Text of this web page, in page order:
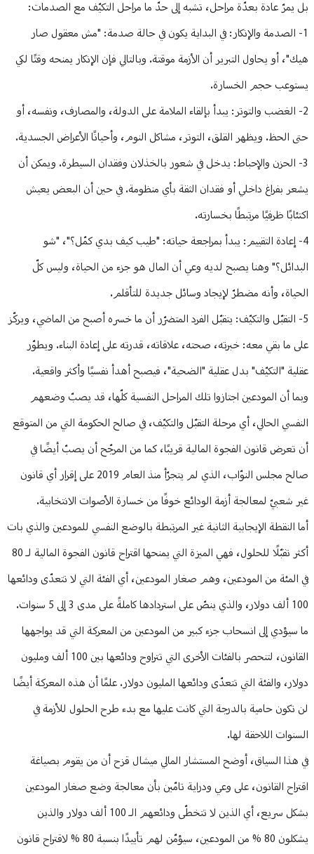
بل يمرّ عادة بعدّة مراحل، تشبه إلى حدّ ما مراحل التكيّف مع الصدمات:
1- الصدمة والإنكار: في البداية يكون في حالة صدمة: "مش معقول صار
هيك"، أو يحاول التبرير أن الأزمة موقتة. وبالتالي فإن الإنكار يمنحه وقتًا لكي
يستوعب حجم الخسارة.
2- الغضب والتوتر: يبدأ بإلقاء الملامة على الدولة، والمصارف، ونفسه، أو
حتى الحظ. ويظهر القلق، التوتر، مشاكل النوم، وأحيانًا الأعراض الجسدية.
3- الحزن والإحباط: يدخل في شعور بالخذلان وفقدان السيطرة. ويمكن أن
يشعر بفراغ داخلي أو فقدان الثقة بأي منظومة. في حين أن البعض يعيش
اكتئابًا ظرفيًا مرتبطًا بخسارته.
4- إعادة التقييم: يبدأ بمراجعة حياته: "طيب كيف بدي كمّل؟"، "شو
البدائل؟" وهنا يصبح لديه وعي أن المال هو جزء من الحياة، وليس كلّ
الحياة، وأنه مضطرّ لإيجاد وسائل جديدة للتأقلم.
5- التقبّل والتكيّف: يتقبّل الفرد المتضرّر أن ما خسره أصبح من الماضي، ويركّز
على ما بقي معه: خبرته، صحته، علاقاته، قدرته على إعادة البناء. ويطوّر
عقلية "التكيّف" بدل عقلية "الضحية"، فيصبح أهدأ نفسيًا وأكثر واقعية.
وبما أن المودعين اجتازوا تلك المراحل النفسية كلّها، قد يصبّ وضعهم
النفسي الحالي، أي مرحلة التقبّل والتكيّف، في صالح الحكومة التي من المتوقع
أن تعرض قانون الفجوة المالية قريبًا، كما من المرجّح أن يصبّ أيضًا في
صالح مجلس النوّاب، الذي لم يتجرّأ منذ العام 2019 على إقرار أي قانون
غير شعبيّ لمعالجة أزمة الودائع خوفًا من خسارة الأصوات الانتخابية.
أما النقطة الإيجابية الثانية غير المرتبطة بالوضع النفسي للمودعين والذي بات
أكثر تقبّلًا للحلول، فهي الميزة التي يمنحها اقتراح قانون الفجوة المالية لـ 80
في المئة من المودعين، وهم صغار المودعين، أي الفئة التي لا تتعدّى ودائعها
100 ألف دولار، والذي ينصّ على استردادها كاملةً على مدى 3 إلى 5 سنوات.
ما سيؤدي إلى انسحاب جزء كبير من المودعين من المعركة التي قد يواجهها
القانون، لتنحصر بالفئات الأخرى التي تتراوح ودائعها بين 100 ألف ومليون
دولار، والفئة التي تتعدّى ودائعها المليون دولار. علمًا أن هذه المعركة أيضًا
لن تكون حامية بالدرجة التي كانت عليها مع بدء طرح الحلول للأزمة في
السنوات اللاحقة لها.
في هذا السياق، أوضح المستشار المالي ميشال قزح أن من يقوم بصياغة
اقتراح القانون، على وعي ودراية تامّين بأن معالجة وضع صغار المودعين
بشكل سريع، أي الذين لا تتخطّى ودائعهم الـ 100 ألف دولار والذين
يشكلون 80 % من المودعين، سيؤمّن لهم تأييدًا بنسبة 80 % لاقتراح قانون